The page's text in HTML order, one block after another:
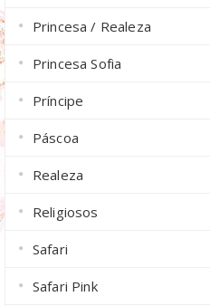
Princesa / Realeza
Princesa Sofia
Príncipe
Páscoa
Realeza
Religiosos
Safari
Safari Pink